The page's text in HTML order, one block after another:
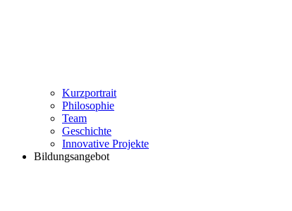
Kurzportrait
Philosophie
Team
Geschichte
Innovative Projekte
Bildungsangebot